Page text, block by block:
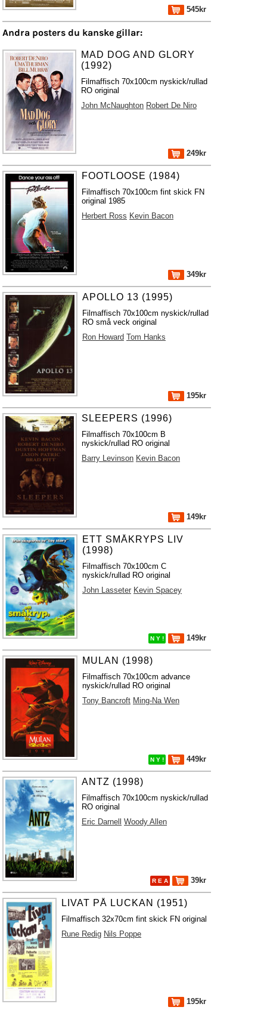
545kr
Andra posters du kanske gillar:
MAD DOG AND GLORY
(1992)
Filmaffisch 70x100cm nyskick/rullad
RO original
John McNaughton Robert De Niro
249kr
FOOTLOOSE (1984)
Filmaffisch 70x100cm fint skick FN
original 1985
Herbert Ross Kevin Bacon
349kr
APOLLO 13 (1995)
Filmaffisch 70x100cm nyskick/rullad
RO små veck original
Ron Howard Tom Hanks
195kr
SLEEPERS (1996)
Filmaffisch 70x100cm B
nyskick/rullad RO original
Barry Levinson Kevin Bacon
149kr
ETT SMÅKRYPS LIV
(1998)
Filmaffisch 70x100cm C
nyskick/rullad RO original
John Lasseter Kevin Spacey
N Y ! 149kr
MULAN (1998)
Filmaffisch 70x100cm advance
nyskick/rullad RO original
Tony Bancroft Ming-Na Wen
N Y ! 449kr
ANTZ (1998)
Filmaffisch 70x100cm nyskick/rullad
RO original
Eric Darnell
Woody Allen
R E A 39kr
LIVAT PÅ LUCKAN (1951)
Filmaffisch 32x70cm fint skick FN original
Rune Redig Nils Poppe
195kr